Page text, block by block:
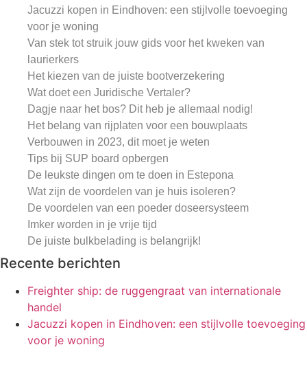
Jacuzzi kopen in Eindhoven: een stijlvolle toevoeging
voor je woning
Van stek tot struik jouw gids voor het kweken van
laurierkers
Het kiezen van de juiste bootverzekering
Wat doet een Juridische Vertaler?
Dagje naar het bos? Dit heb je allemaal nodig!
Het belang van rijplaten voor een bouwplaats
Verbouwen in 2023, dit moet je weten
Tips bij SUP board opbergen
De leukste dingen om te doen in Estepona
Wat zijn de voordelen van je huis isoleren?
De voordelen van een poeder doseersysteem
Imker worden in je vrije tijd
De juiste bulkbelading is belangrijk!
Recente berichten
Freighter ship: de ruggengraat van internationale
handel
Jacuzzi kopen in Eindhoven: een stijlvolle toevoeging
voor je woning